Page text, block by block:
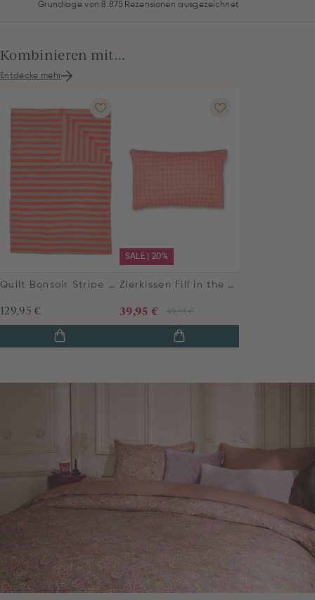
Grundlage von 8.875 Rezensionen ausgezeichnet
Kombinieren mit...
Entdecke mehr
Quilt Bonsoir Stripe Orange
129,95 €
SALE | 20%
Zierkissen Fill in the dots Rosa
49,95 €
39,95 €